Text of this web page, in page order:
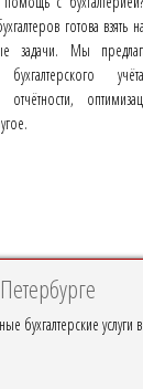
готова взять
задачи. Мы
отчётности,
бухгалтерские услуги